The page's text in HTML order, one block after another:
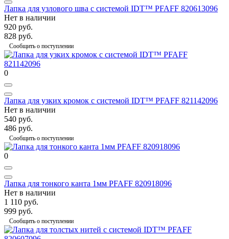
Лапка для узлового шва с системой IDT™ PFAFF 820613096
Нет в наличии
920 руб.
828 руб.
Сообщить о поступлении
0
Лапка для узких кромок с системой IDT™ PFAFF 821142096
Нет в наличии
540 руб.
486 руб.
Сообщить о поступлении
0
Лапка для тонкого канта 1мм PFAFF 820918096
Нет в наличии
1 110 руб.
999 руб.
Сообщить о поступлении